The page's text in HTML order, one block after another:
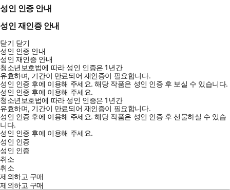
성인 인증 안내
성인 재인증 안내
닫기 닫기
성인 인증 안내
성인 재인증 안내
청소년보호법에 따라 성인 인증은 1년간
유효하며, 기간이 만료되어 재인증이 필요합니다.
성인 인증 후에 이용해 주세요.해당 작품은 성인 인증 후 보실 수 있습니다.
성인 인증 후에 이용해 주세요.
청소년보호법에 따라 성인 인증은 1년간
유효하며, 기간이 만료되어 재인증이 필요합니다.
성인 인증 후에 이용해 주세요.해당 작품은 성인 인증 후 선물하실 수 있습
니다.
성인 인증 후에 이용해 주세요.
성인 인증
성인 인증
취소
취소
제외하고 구매
제외하고 구매